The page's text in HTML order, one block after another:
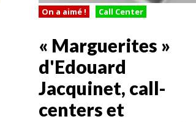
On a aimé ! Call Center
« Marguerites »
d'Edouard
Jacquinet, call-
centers et